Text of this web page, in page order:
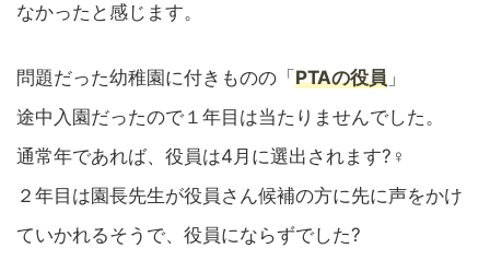
なかったと感じます。
問題だった幼稚園に付きものの「 PTAの役員 」
途中入園だったので１年目は当たりませんでした。
通常年であれば、役員は4月に選出されます?‍♀️
２年目は園長先生が役員さん候補の方に先に声をかけ
ていかれるそうで、役員にならずでした?